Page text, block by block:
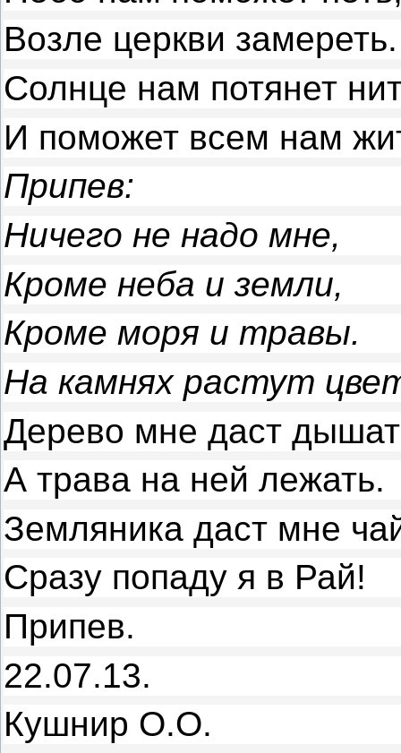
Возле церкви замереть.
Солнце нам потянет
И поможет всем нам
Припев:
Ничего не надо мне,
Кроме неба и земли,
Кроме моря и травы.
На камнях растут
Дерево мне даст
А трава на ней лежать.
Земляника даст мне
Сразу попаду я в Рай!
Припев.
22.07.13.
Кушнир О.О.